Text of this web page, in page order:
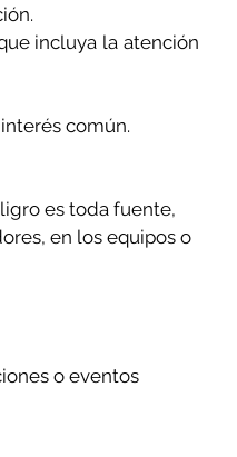
incluya la atención
común.
es toda fuente,
en los equipos o
o eventos